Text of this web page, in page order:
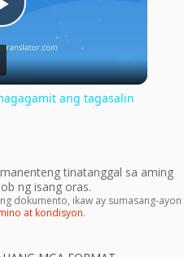
Play
Video
ang tagasalin
tinatanggal sa aming
ng isang oras.
dokumento, ikaw ay sumasang-ayon
at kondisyon.